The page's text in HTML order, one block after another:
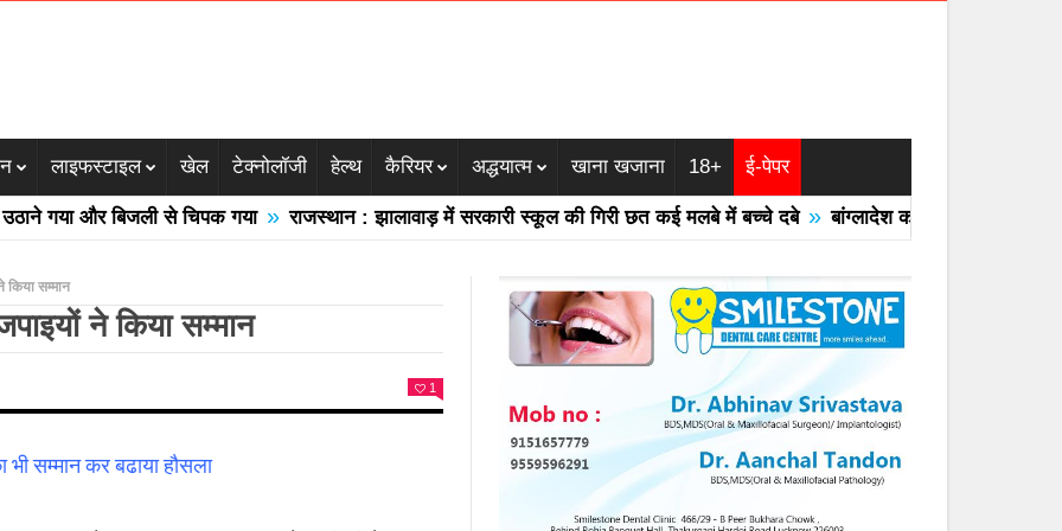
लाइफस्टाइल खेल टेक्नोलॉजी हेल्थ कैरियर अद्धयात्म खाना खजाना 18+ ई-पेपर
और बिजली से चिपक गया » राजस्थान : झालावाड़ में सरकारी स्कूल की गिरी छत कई मलबे में बच्चे दबे » बांग्लादेश का एयरफोर्स का F -7
किया सम्मान
ने किया सम्मान
1
बढाया हौसला